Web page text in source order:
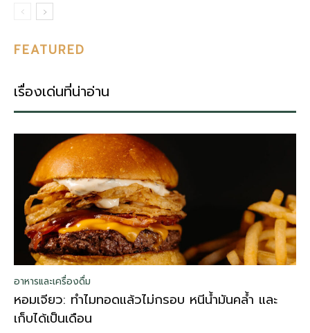
FEATURED
เรื่องเด่นที่น่าอ่าน
อาหารและเครื่องดื่ม
หอมเจียว: ทำไมทอดแล้วไม่กรอบ หนีน้ำมันคล้ำ และ
เก็บได้เป็นเดือน